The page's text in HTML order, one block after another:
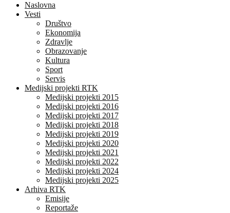
Naslovna
Vesti
Društvo
Ekonomija
Zdravlje
Obrazovanje
Kultura
Sport
Servis
Medijski projekti RTK
Medijski projekti 2015
Medijski projekti 2016
Medijski projekti 2017
Medijski projekti 2018
Medijski projekti 2019
Medijski projekti 2020
Medijski projekti 2021
Medijski projekti 2022
Medijski projekti 2024
Medijski projekti 2025
Arhiva RTK
Emisije
Reportaže